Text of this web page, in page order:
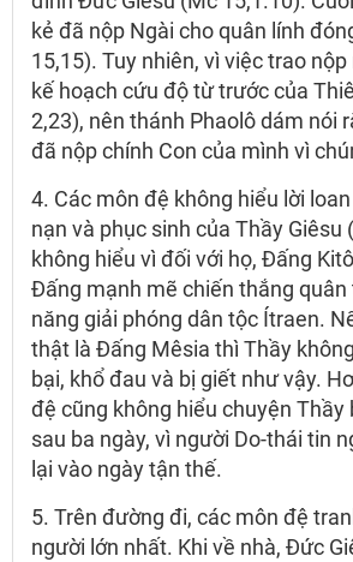
kẻ đã nộp Ngài cho quân lính
15,15). Tuy nhiên, vì việc trao
kế hoạch cứu độ từ trước của
2,23), nên thánh Phaolô dám nói
đã nộp chính Con của mình vì
4. Các môn đệ không hiểu lời
nạn và phục sinh của Thầy Giêsu
không hiểu vì đối với họ, Đấng
Đấng mạnh mẽ chiến thắng quân
năng giải phóng dân tộc Ítraen.
thật là Đấng Mêsia thì Thầy
bại, khổ đau và bị giết như vậy.
đệ cũng không hiểu chuyện Thầy
sau ba ngày, vì người Do-thái tin
lại vào ngày tận thế.
5. Trên đường đi, các môn đệ
người lớn nhất. Khi về nhà, Đức